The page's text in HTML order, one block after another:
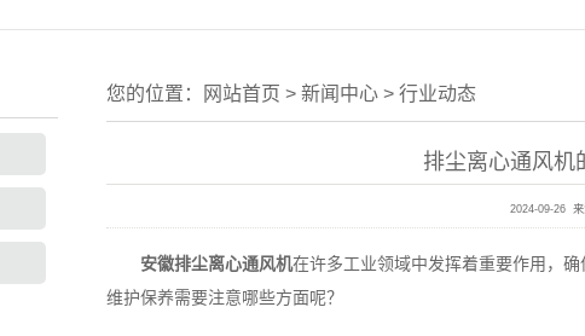
您的位置： 网站首页 > 新闻中心 > 行业动态
排尘离心通风机
2024-09-26 来
安徽排尘离心通风机在许多工业领域中发挥着重要作用，
维护保养需要注意哪些方面呢？